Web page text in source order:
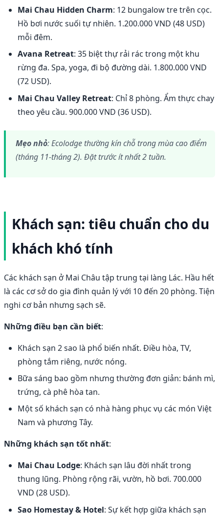
Mai Chau Hidden Charm: 12 bungalow tre trên cọc.
Hồ bơi nước suối tự nhiên. 1.200.000 VND (48 USD)
mỗi đêm.
Avana Retreat: 35 biệt thự rải rác trong một khu
rừng đa. Spa, yoga, đi bộ đường dài. 1.800.000 VND
(72 USD).
Mai Chau Valley Retreat: Chỉ 8 phòng. Ẩm thực chay
theo yêu cầu. 900.000 VND (36 USD).
Mẹo nhỏ: Ecolodge thường kín chỗ trong mùa cao điểm
(tháng 11-tháng 2). Đặt trước ít nhất 2 tuần.
Khách sạn: tiêu chuẩn cho du
khách khó tính
Các khách sạn ở Mai Châu tập trung tại làng Lác. Hầu hết
là các cơ sở do gia đình quản lý với 10 đến 20 phòng. Tiện
nghi cơ bản nhưng sạch sẽ.
Những điều bạn cần biết:
Khách sạn 2 sao là phổ biến nhất. Điều hòa, TV,
phòng tắm riêng, nước nóng.
Bữa sáng bao gồm nhưng thường đơn giản: bánh mì,
trứng, cà phê hòa tan.
Một số khách sạn có nhà hàng phục vụ các món Việt
Nam và phương Tây.
Những khách sạn tốt nhất:
Mai Chau Lodge: Khách sạn lâu đời nhất trong
thung lũng. Phòng rộng rãi, vườn, hồ bơi. 700.000
VND (28 USD).
Sao Homestay & Hotel: Sự kết hợp giữa khách sạn